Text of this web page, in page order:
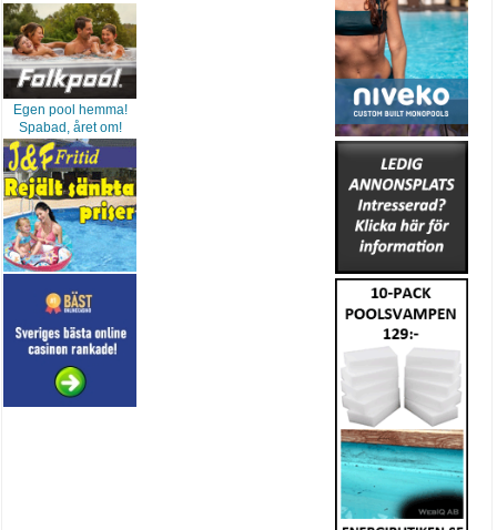
Egen pool hemma!
Spabad, året om!